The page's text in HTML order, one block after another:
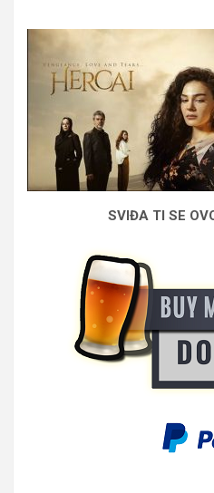
SVIĐA TI SE